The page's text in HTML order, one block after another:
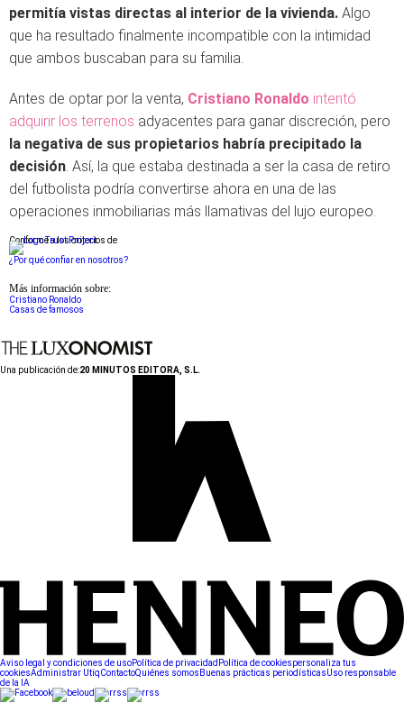
permitía vistas directas al interior de la vivienda. Algo
que ha resultado finalmente incompatible con la intimidad
que ambos buscaban para su familia.
Antes de optar por la venta, Cristiano Ronaldo intentó
adquirir los terrenos adyacentes para ganar discreción, pero
la negativa de sus propietarios habría precipitado la
decisión. Así, la que estaba destinada a ser la casa de retiro
del futbolista podría convertirse ahora en una de las
operaciones inmobiliarias más llamativas del lujo europeo.
Conforme a los criterios de
¿Por qué confiar en nosotros?
Más información sobre:
Cristiano Ronaldo
Casas de famosos
Una publicación de:20 MINUTOS EDITORA, S.L.
Aviso legal y condiciones de usoPolítica de privacidad Política de cookiespersonaliza tus
cookiesAdministrar UtiqContactoQuiénes somos Buenas prácticas periodísticasUso responsable
de la IA